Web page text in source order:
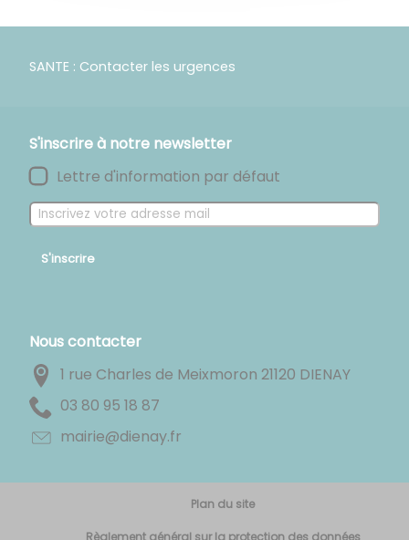
SANTE : Contacter les urgences
S'inscrire à notre newsletter
Lettre d'information par défaut
S'inscrire
Nous contacter
1 rue Charles de Meixmoron 21120 DIENAY
78 81 59 08 30
rf.yaneid@eiriam
Plan du site
Règlement général sur la protection des données